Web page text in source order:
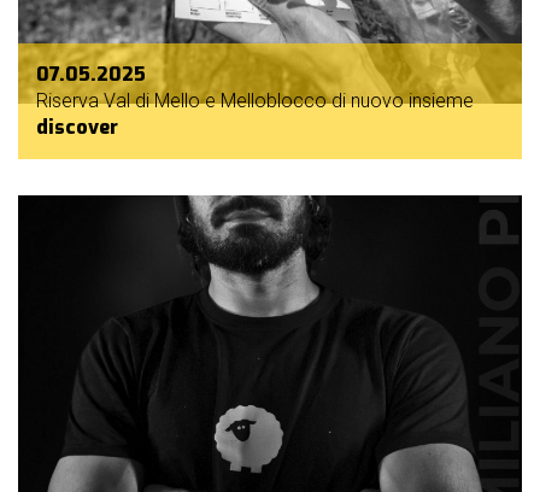
07.05.2025
Riserva Val di Mello e Melloblocco di nuovo insieme
discover